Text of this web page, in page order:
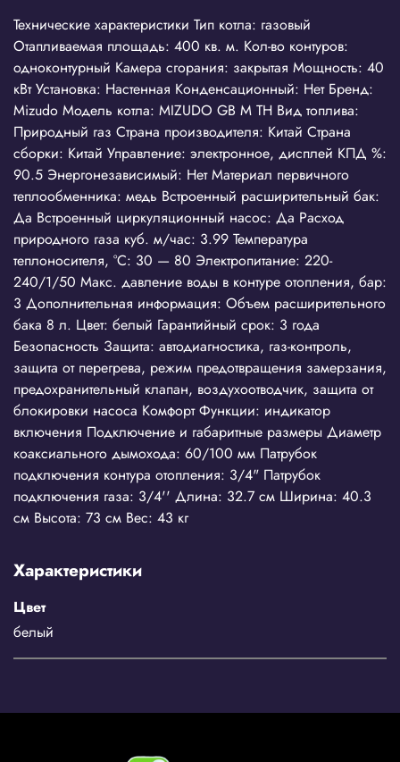
Технические характеристики Тип котла: газовый
Отапливаемая площадь: 400 кв. м. Кол-во контуров:
одноконтурный Камера сгорания: закрытая Мощность: 40
кВт Установка: Настенная Конденсационный: Нет Бренд:
Mizudo Модель котла: MIZUDO GB M ТH Вид топлива:
Природный газ Страна производителя: Китай Страна
сборки: Китай Управление: электронное, дисплей КПД %:
90.5 Энергонезависимый: Нет Материал первичного
теплообменника: медь Встроенный расширительный бак:
Да Встроенный циркуляционный насос: Да Расход
природного газа куб. м/час: 3.99 Температура
теплоносителя, °С: 30 — 80 Электропитание: 220-
240/1/50 Макс. давление воды в контуре отопления, бар:
3 Дополнительная информация: Объем расширительного
бака 8 л. Цвет: белый Гарантийный срок: 3 года
Безопасность Защита: автодиагностика, газ-контроль,
защита от перегрева, режим предотвращения замерзания,
предохранительный клапан, воздухоотводчик, защита от
блокировки насоса Комфорт Функции: индикатор
включения Подключение и габаритные размеры Диаметр
коаксиального дымохода: 60/100 мм Патрубок
подключения контура отопления: 3/4" Патрубок
подключения газа: 3/4'' Длина: 32.7 см Ширина: 40.3
см Высота: 73 см Вес: 43 кг
Характеристики
Цвет
белый